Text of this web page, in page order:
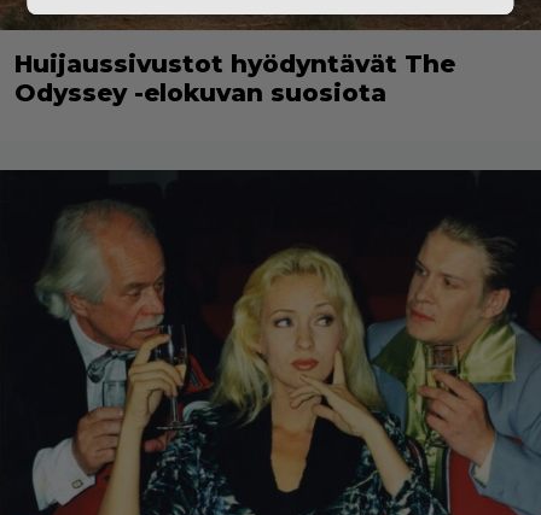
Huijaussivustot hyödyntävät The
Odyssey -elokuvan suosiota